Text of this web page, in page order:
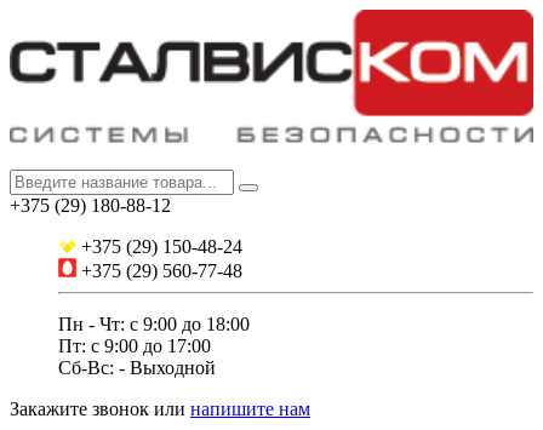
+375 (29) 180-88-12
+375 (29) 150-48-24
+375 (29) 560-77-48
Пн - Чт: с 9:00 до 18:00
Пт: c 9:00 до 17:00
Сб-Вс: - Выходной
Закажите звонок или напишите нам